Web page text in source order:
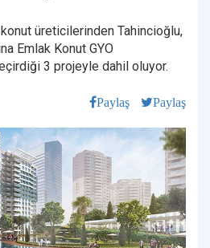
üreticilerinden Tahincioğlu,
Emlak Konut GYO
3 projeyle dahil oluyor.
Paylaş Paylaş